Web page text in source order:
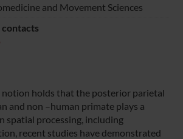
and Movement Sciences
contacts
notion holds that the posterior parietal
and non –human primate plays a
spatial processing, including
recent studies have demonstrated